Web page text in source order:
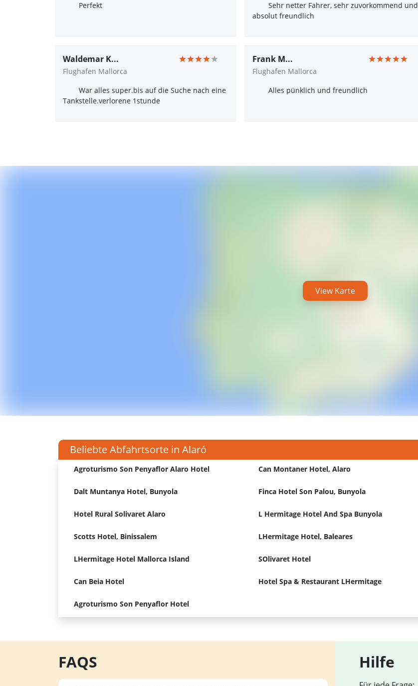
Perfekt
Sehr netter Fahrer, sehr zuvorkommend und
absolut freundlich
Waldemar K...
Flughafen Mallorca
War alles super.bis auf die Suche nach eine
Tankstelle.verlorene 1stunde
Frank M...
Flughafen Mallorca
Alles pünklich und freundlich
View Karte
Beliebte Abfahrtsorte in Alaró
Agroturismo Son Penyaflor Alaro Hotel Can Montaner Hotel, Alaro
Dalt Muntanya Hotel, Bunyola Finca Hotel Son Palou, Bunyola
Hotel Rural Solivaret Alaro L Hermitage Hotel And Spa Bunyola
Scotts Hotel, Binissalem LHermitage Hotel, Baleares
LHermitage Hotel Mallorca Island SOlivaret Hotel
Can Beia Hotel Hotel Spa & Restaurant LHermitage
Agroturismo Son Penyaflor Hotel
FAQS Hilfe